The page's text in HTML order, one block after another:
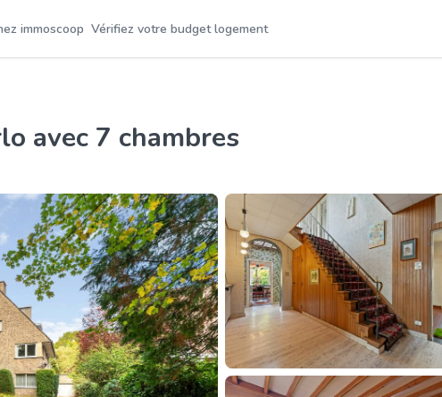
immoscoop Vérifiez votre budget logement
avec 7 chambres